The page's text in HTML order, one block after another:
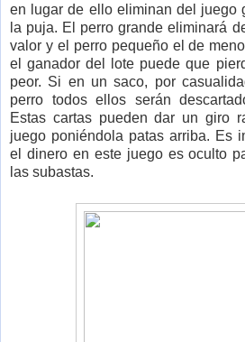
en lugar de ello eliminan del juego
la puja. El perro grande eliminará
valor y el perro pequeño el de
el ganador del lote puede que
peor. Si en un saco, por
perro todos ellos serán
Estas cartas pueden dar un giro
juego poniéndola patas arriba. Es
el dinero en este juego es oculto
las subastas.